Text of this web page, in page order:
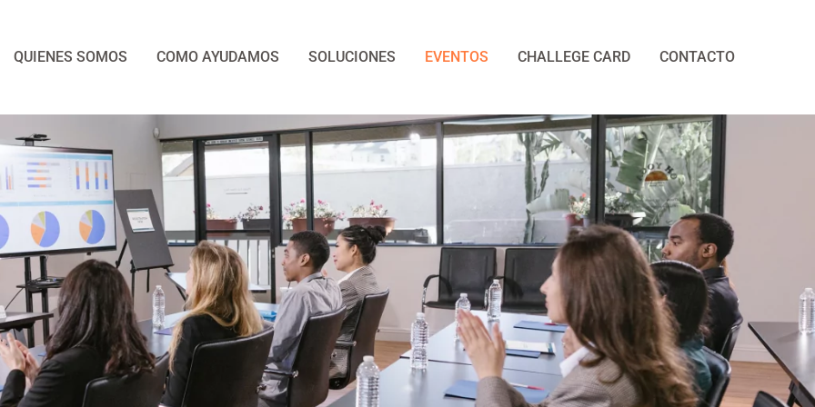
QUIENES SOMOS COMO AYUDAMOS SOLUCIONES EVENTOS CHALLEGE CARD CONTACTO